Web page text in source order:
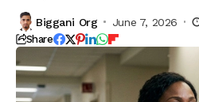
Biggani Org June 7, 2026
Share